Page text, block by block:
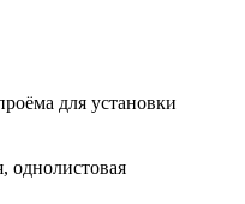
для установки
однолистовая